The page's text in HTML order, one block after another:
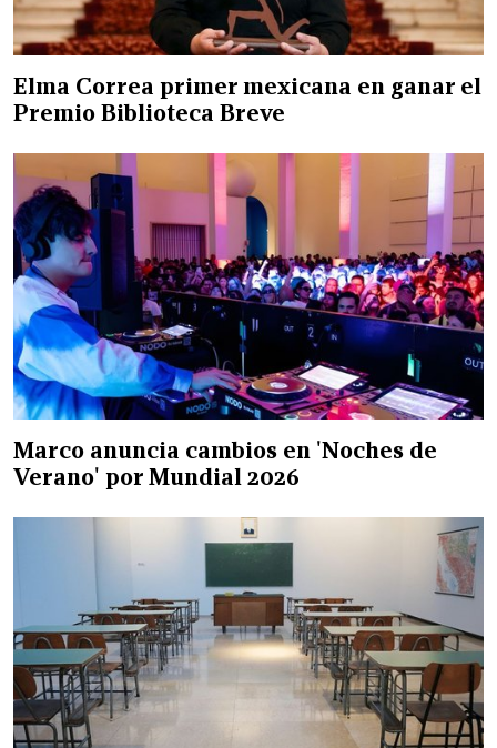
Elma Correa primer mexicana en ganar el
Premio Biblioteca Breve
Marco anuncia cambios en 'Noches de
Verano' por Mundial 2026